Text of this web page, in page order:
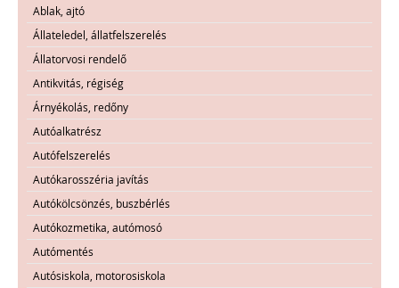
Ablak, ajtó
Állateledel, állatfelszerelés
Állatorvosi rendelő
Antikvitás, régiség
Árnyékolás, redőny
Autóalkatrész
Autófelszerelés
Autókarosszéria javítás
Autókölcsönzés, buszbérlés
Autókozmetika, autómosó
Autómentés
Autósiskola, motorosiskola